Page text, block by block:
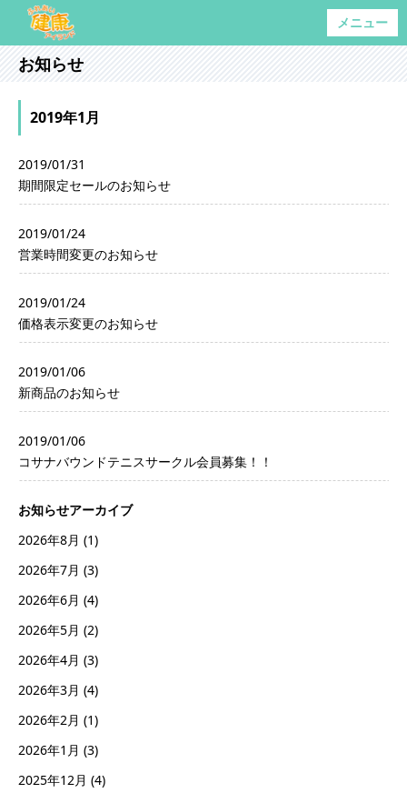
メニュー
お知らせ
2019年1月
2019/01/31
期間限定セールのお知らせ
2019/01/24
営業時間変更のお知らせ
2019/01/24
価格表示変更のお知らせ
2019/01/06
新商品のお知らせ
2019/01/06
コサナバウンドテニスサークル会員募集！！
お知らせアーカイブ
2026年8月 (1)
2026年7月 (3)
2026年6月 (4)
2026年5月 (2)
2026年4月 (3)
2026年3月 (4)
2026年2月 (1)
2026年1月 (3)
2025年12月 (4)